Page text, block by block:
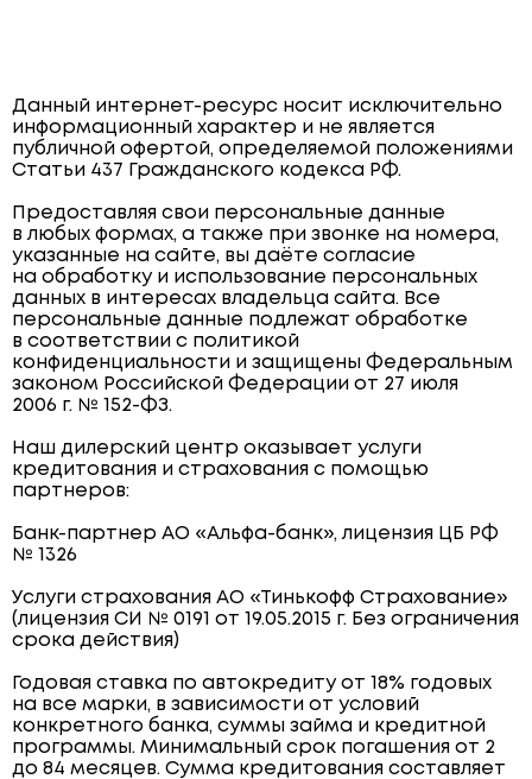
Данный интернет-ресурс носит исключительно
информационный характер и не является
публичной офертой, определяемой положениями
Статьи 437 Гражданского кодекса РФ.
Предоставляя свои персональные данные
в любых формах, а также при звонке на номера,
указанные на сайте, вы даёте согласие
на обработку и использование персональных
данных в интересах владельца сайта. Все
персональные данные подлежат обработке
в соответствии с политикой
конфиденциальности и защищены Федеральным
законом Российской Федерации от 27 июля
2006 г. № 152-ФЗ.
Наш дилерский центр оказывает услуги
кредитования и страхования с помощью
партнеров:
Банк-партнер АО «Альфа-банк», лицензия ЦБ РФ
№ 1326
Услуги страхования АО «Тинькофф Страхование»
(лицензия СИ № 0191 от 19.05.2015 г. Без ограничения
срока действия)
Годовая ставка по автокредиту от 18% годовых
на все марки, в зависимости от условий
конкретного банка, суммы займа и кредитной
программы. Минимальный срок погашения от 2
до 84 месяцев. Сумма кредитования составляет